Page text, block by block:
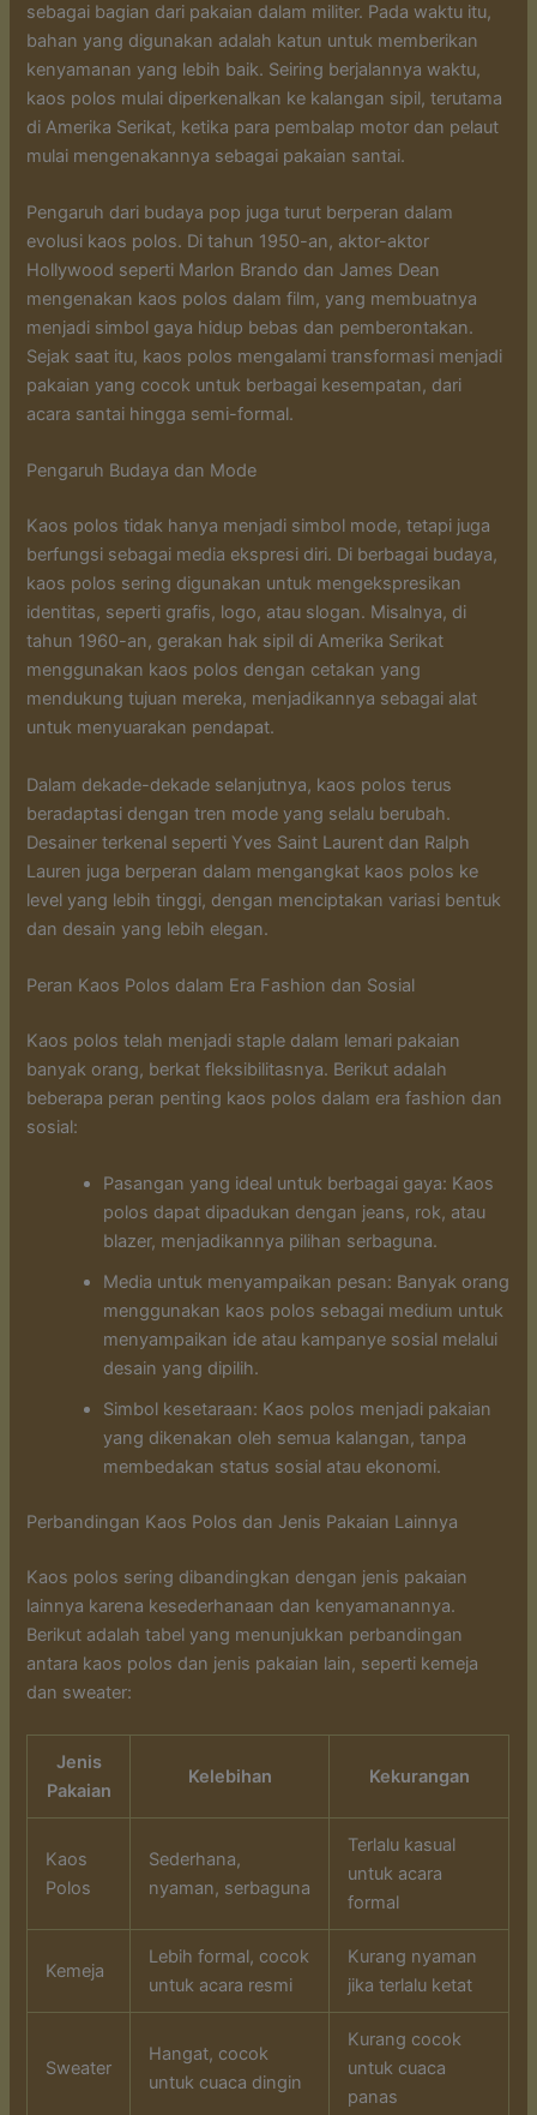
sebagai bagian dari pakaian dalam militer. Pada waktu itu,
bahan yang digunakan adalah katun untuk memberikan
kenyamanan yang lebih baik. Seiring berjalannya waktu,
kaos polos mulai diperkenalkan ke kalangan sipil, terutama
di Amerika Serikat, ketika para pembalap motor dan pelaut
mulai mengenakannya sebagai pakaian santai.
Pengaruh dari budaya pop juga turut berperan dalam
evolusi kaos polos. Di tahun 1950-an, aktor-aktor
Hollywood seperti Marlon Brando dan James Dean
mengenakan kaos polos dalam film, yang membuatnya
menjadi simbol gaya hidup bebas dan pemberontakan.
Sejak saat itu, kaos polos mengalami transformasi menjadi
pakaian yang cocok untuk berbagai kesempatan, dari
acara santai hingga semi-formal.
Pengaruh Budaya dan Mode
Kaos polos tidak hanya menjadi simbol mode, tetapi juga
berfungsi sebagai media ekspresi diri. Di berbagai budaya,
kaos polos sering digunakan untuk mengekspresikan
identitas, seperti grafis, logo, atau slogan. Misalnya, di
tahun 1960-an, gerakan hak sipil di Amerika Serikat
menggunakan kaos polos dengan cetakan yang
mendukung tujuan mereka, menjadikannya sebagai alat
untuk menyuarakan pendapat.
Dalam dekade-dekade selanjutnya, kaos polos terus
beradaptasi dengan tren mode yang selalu berubah.
Desainer terkenal seperti Yves Saint Laurent dan Ralph
Lauren juga berperan dalam mengangkat kaos polos ke
level yang lebih tinggi, dengan menciptakan variasi bentuk
dan desain yang lebih elegan.
Peran Kaos Polos dalam Era Fashion dan Sosial
Kaos polos telah menjadi staple dalam lemari pakaian
banyak orang, berkat fleksibilitasnya. Berikut adalah
beberapa peran penting kaos polos dalam era fashion dan
sosial:
Pasangan yang ideal untuk berbagai gaya: Kaos
polos dapat dipadukan dengan jeans, rok, atau
blazer, menjadikannya pilihan serbaguna.
Media untuk menyampaikan pesan: Banyak orang
menggunakan kaos polos sebagai medium untuk
menyampaikan ide atau kampanye sosial melalui
desain yang dipilih.
Simbol kesetaraan: Kaos polos menjadi pakaian
yang dikenakan oleh semua kalangan, tanpa
membedakan status sosial atau ekonomi.
Perbandingan Kaos Polos dan Jenis Pakaian Lainnya
Kaos polos sering dibandingkan dengan jenis pakaian
lainnya karena kesederhanaan dan kenyamanannya.
Berikut adalah tabel yang menunjukkan perbandingan
antara kaos polos dan jenis pakaian lain, seperti kemeja
dan sweater:
Jenis
Pakaian
Kelebihan Kekurangan
Kaos
Polos
Sederhana,
nyaman, serbaguna
Terlalu kasual
untuk acara
formal
Kemeja
Lebih formal, cocok
untuk acara resmi
Kurang nyaman
jika terlalu ketat
Sweater
Hangat, cocok
untuk cuaca dingin
Kurang cocok
untuk cuaca
panas